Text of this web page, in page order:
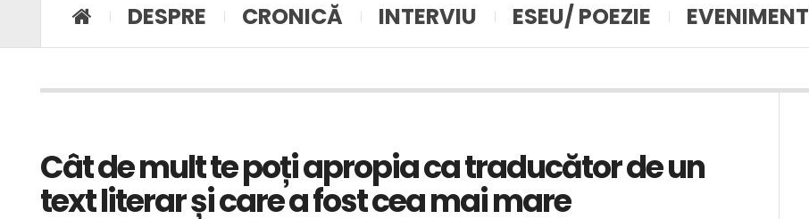
DESPRE CRONICĂ INTERVIU ESEU/ POEZIE EVENIMENT
Cât de mult te poți apropia ca traducător de un
text literar și care a fost cea mai mare